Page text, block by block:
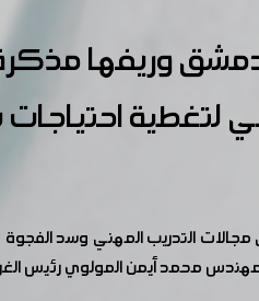
وريفها مذكرة
لتغطية
التدريب المهني وسد
محمد أيمن المولوي رئيس